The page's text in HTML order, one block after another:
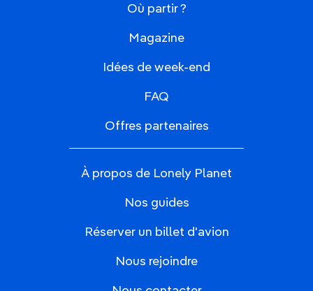
Où partir ?
Magazine
Idées de week-end
FAQ
Offres partenaires
À propos de Lonely Planet
Nos guides
Réserver un billet d'avion
Nous rejoindre